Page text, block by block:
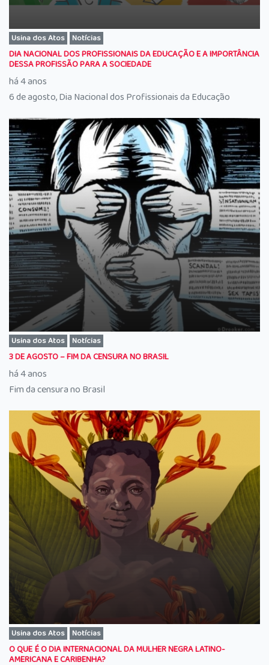
Usina dos Atos Notícias
DIA NACIONAL DOS PROFISSIONAIS DA EDUCAÇÃO E A IMPORTÂNCIA
DESSA PROFISSÃO PARA A SOCIEDADE
há 4 anos
6 de agosto, Dia Nacional dos Profissionais da Educação
Usina dos Atos Notícias
3 DE AGOSTO – FIM DA CENSURA NO BRASIL
há 4 anos
Fim da censura no Brasil
Usina dos Atos Notícias
O QUE É O DIA INTERNACIONAL DA MULHER NEGRA LATINO-
AMERICANA E CARIBENHA?